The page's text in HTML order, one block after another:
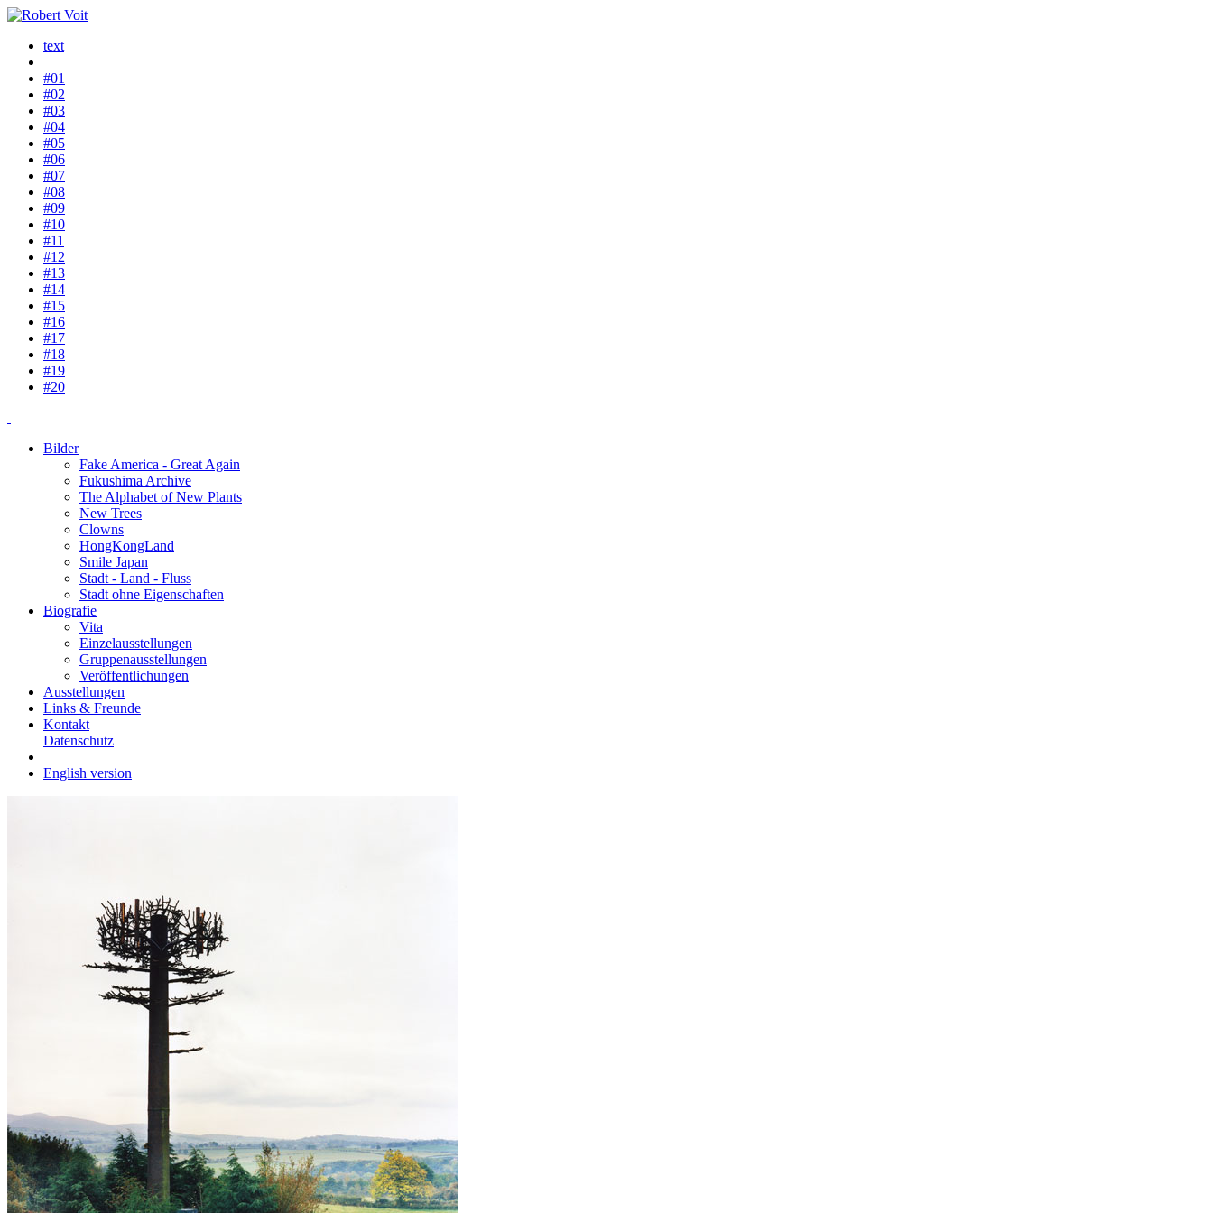
text
#01
#02
#03
#04
#05
#06
#07
#08
#09
#10
#11
#12
#13
#14
#15
#16
#17
#18
#19
#20
Bilder
Fake America - Great Again
Fukushima Archive
The Alphabet of New Plants
New Trees
Clowns
HongKongLand
Smile Japan
Stadt - Land - Fluss
Stadt ohne Eigenschaften
Biografie
Vita
Einzelausstellungen
Gruppenausstellungen
Veröffentlichungen
Ausstellungen
Links & Freunde
Kontakt
Datenschutz
English version